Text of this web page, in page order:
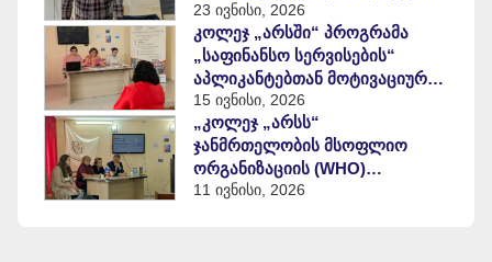
შეჯამება
23 ივნისი, 2026
კოლეჯ „არსში“ პროგრამა
„საფინანსო სერვისების“
აპლიკანტებთან მოტივაციური
გასაუბრება გაიმართა
15 ივნისი, 2026
„კოლეჯ „არსს“
ჯანმრთელობის მსოფლიო
ორგანიზაციის (WHO)
წარმომადგენლები ეწვივნენ“.
11 ივნისი, 2026